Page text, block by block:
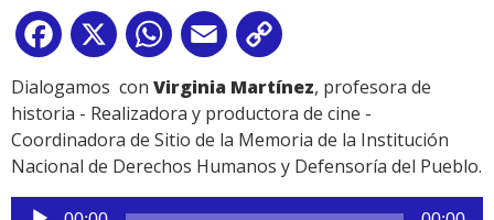
Facebook
X WhatsApp
Email
Link
Dialogamos con Virginia Martínez, profesora de
historia - Realizadora y productora de cine -
Coordinadora de Sitio de la Memoria de la Institución
Nacional de Derechos Humanos y Defensoría del Pueblo.
Reproductor